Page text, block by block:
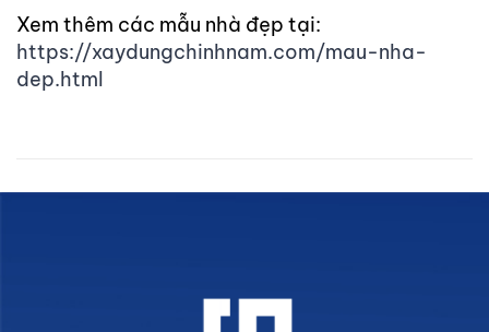
Xem thêm các mẫu nhà đẹp tại:
https://xaydungchinhnam.com/mau-nha-
dep.html